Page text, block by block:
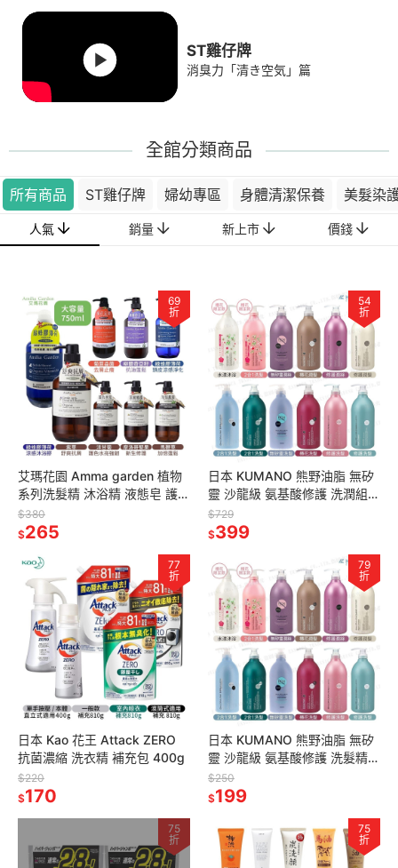
ST雞仔牌
消臭力「清き空気」篇
全館分類商品
所有商品 ST雞仔牌 婦幼專區 身體清潔保養 美髮染
人氣 銷量 新上市 價錢
69
折
艾瑪花園 Amma garden 植物
系列洗髮精 沐浴精 液態皂 護髮
精華油 多款任選
$380
$265
54
折
日本 KUMANO 熊野油脂 無矽
靈 沙龍級 氨基酸修護 洗潤組
1000ml (洗髮+潤絲)
$729
$399
77
折
日本 Kao 花王 Attack ZERO
抗菌濃縮 洗衣精 補充包 400g
$220
$170
79
折
日本 KUMANO 熊野油脂 無矽
靈 沙龍級 氨基酸修護 洗髮精/
潤絲精 1000ml
$250
$199
75
折
75
折